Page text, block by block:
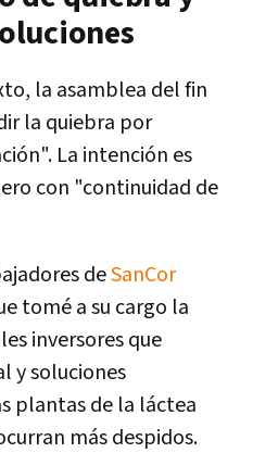
la asamblea del fin
la quiebra por
La intención es
con "continuidad de
deSanCor
tomé a su cargo la
inversores que
y soluciones
plantas de la láctea
más despidos.